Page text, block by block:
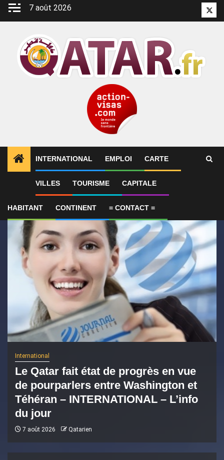
Aller
7 août 2026
INTERNATIONAL EMPLOI CARTE
VILLES TOURISME CAPITALE
HABITANT CONTINENT = CONTACT =
ALERTES INFO 1 Le Qatar fait état de progrès en
International
Le Qatar fait état de progrès en vue
de pourparlers entre Washington et
Téhéran – INTERNATIONAL – L’info
du jour
7 août 2026 Qatarien